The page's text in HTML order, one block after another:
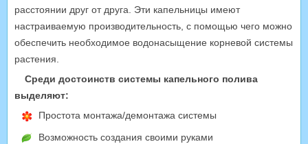
расстоянии друг от друга. Эти капельницы имеют
настраиваемую производительность, с помощью чего можно
обеспечить необходимое водонасыщение корневой системы
растения.
Среди достоинств системы капельного полива
выделяют:
Простота монтажа/демонтажа системы
Возможность создания своими руками